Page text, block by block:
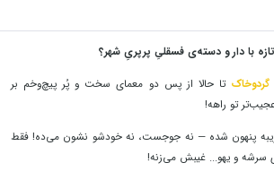
با دار و دسته‌ی فسقلیِ پرپریِ شهر؟
گردوخاک تا حالا از پس دو معمای سخت و پُر پیچ‌و‌خم بر
تو راهه!
پنهون شده — نه جوجست، نه خودشو نشون می‌ده! فقط
سرشه و یهو... غیبش می‌زنه!